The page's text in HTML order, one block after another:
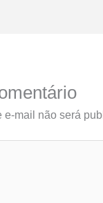
e-mail não será